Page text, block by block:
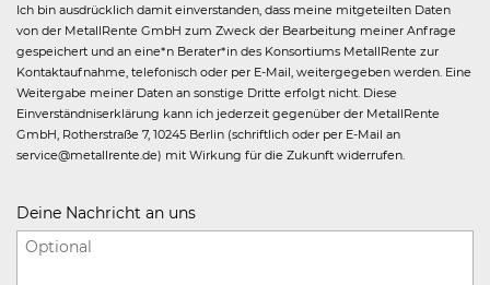
Ich bin ausdrücklich damit einverstanden, dass meine mitgeteilten Daten
von der MetallRente GmbH zum Zweck der Bearbeitung meiner Anfrage
gespeichert und an eine*n Berater*in des Konsortiums MetallRente zur
Kontaktaufnahme, telefonisch oder per E-Mail, weitergegeben werden. Eine
Weitergabe meiner Daten an sonstige Dritte erfolgt nicht. Diese
Einverständniserklärung kann ich jederzeit gegenüber der MetallRente
GmbH, Rotherstraße 7, 10245 Berlin (schriftlich oder per E-Mail an
service@metallrente.de) mit Wirkung für die Zukunft widerrufen.
Deine Nachricht an uns